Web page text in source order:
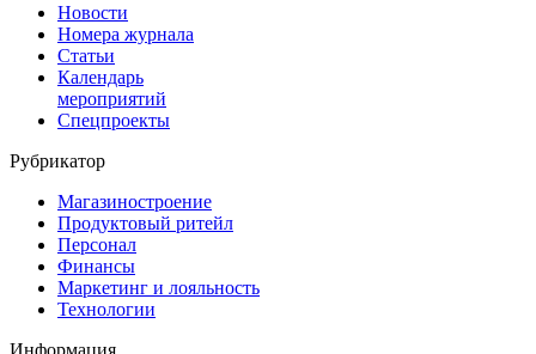
Новости
Номера журнала
Статьи
Календарь
мероприятий
Спецпроекты
Рубрикатор
Магазиностроение
Продуктовый ритейл
Персонал
Финансы
Маркетинг и лояльность
Технологии
Информация